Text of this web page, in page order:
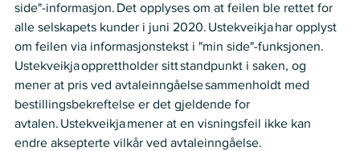
side"-informasjon. Det opplyses om at feilen ble rettet for
alle selskapets kunder i juni 2020. Ustekveikja har opplyst
om feilen via informasjonstekst i "min side"-funksjonen.
Ustekveikja opprettholder sitt standpunkt i saken, og
mener at pris ved avtaleinngåelse sammenholdt med
bestillingsbekreftelse er det gjeldende for
avtalen. Ustekveikja mener at en visningsfeil ikke kan
endre aksepterte vilkår ved avtaleinngåelse.